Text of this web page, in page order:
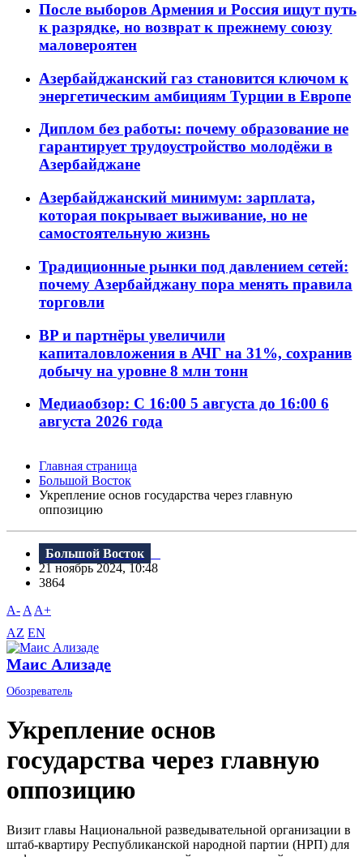
После выборов Армения и Россия ищут путь
к разрядке, но возврат к прежнему союзу
маловероятен
Азербайджанский газ становится ключом к
энергетическим амбициям Турции в Европе
Диплом без работы: почему образование не
гарантирует трудоустройство молодёжи в
Азербайджане
Азербайджанский минимум: зарплата,
которая покрывает выживание, но не
самостоятельную жизнь
Традиционные рынки под давлением сетей:
почему Азербайджану пора менять правила
торговли
BP и партнёры увеличили
капиталовложения в АЧГ на 31%, сохранив
добычу на уровне 8 млн тонн
Медиаобзор: С 16:00 5 августа до 16:00 6
августа 2026 года
Главная страница
Большой Восток
Укрепление основ государства через главную
оппозицию
Большой Восток
21 ноябрь 2024, 10:48
3864
A- A A+
AZ EN
Маис Ализаде
Обозреватель
Укрепление основ
государства через главную
оппозицию
Визит главы Национальной разведывательной организации в
штаб-квартиру Республиканской народной партии (НРП) для